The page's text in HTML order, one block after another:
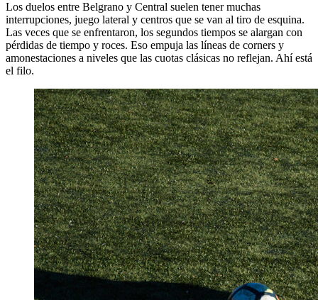
Los duelos entre Belgrano y Central suelen tener muchas
interrupciones, juego lateral y centros que se van al tiro de esquina.
Las veces que se enfrentaron, los segundos tiempos se alargan con
pérdidas de tiempo y roces. Eso empuja las líneas de corners y
amonestaciones a niveles que las cuotas clásicas no reflejan. Ahí está
el filo.